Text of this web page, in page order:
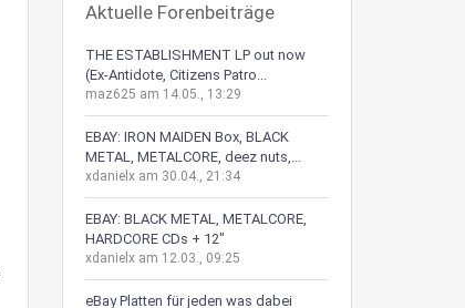
Aktuelle Forenbeiträge
THE ESTABLISHMENT LP out now
(Ex-Antidote, Citizens Patro...
maz625 am 14.05., 13:29
EBAY: IRON MAIDEN Box, BLACK
METAL, METALCORE, deez nuts,...
xdanielx am 30.04., 21:34
EBAY: BLACK METAL, METALCORE,
HARDCORE CDs + 12"
xdanielx am 12.03., 09:25
eBay Platten für jeden was dabei